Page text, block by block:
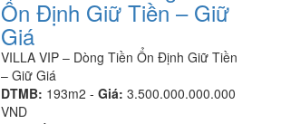
Ổn Định Giữ Tiền – Giữ
Giá
VILLA VIP – Dòng Tiền Ổn Định Giữ Tiền
– Giữ Giá
DTMB: 193m2 - Giá: 3.500.000.000.000
VND